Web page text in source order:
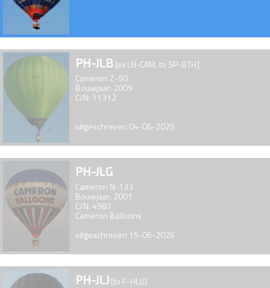
PH-JLB[ex LN-CAM, to SP-BTH]
Cameron Z-90
Bouwjaar: 2009
C/N: 11312
uitgeschreven 04-06-2025
PH-JLG
Cameron N-133
Bouwjaar: 2001
C/N: 4987
Cameron Balloons
uitgeschreven 15-06-2026
PH-JLJ[to F-HLJJ]